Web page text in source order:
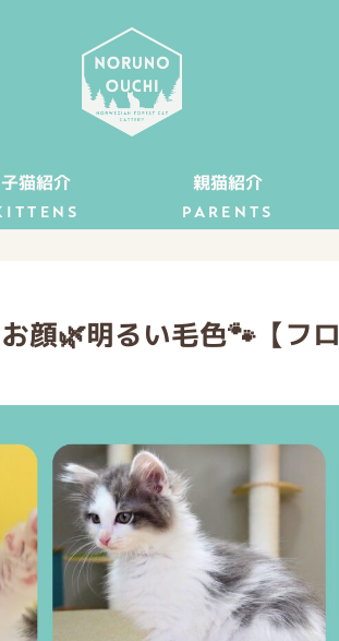
子猫紹介 親猫紹介
PARENTS
顔🌿明るい毛色🐾【フロ